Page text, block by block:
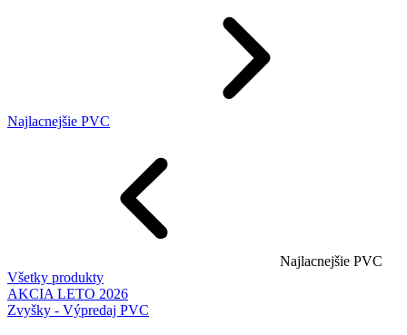
Najlacnejšie PVC
Najlacnejšie PVC
Všetky produkty
AKCIA LETO 2026
Zvyšky - Výpredaj PVC